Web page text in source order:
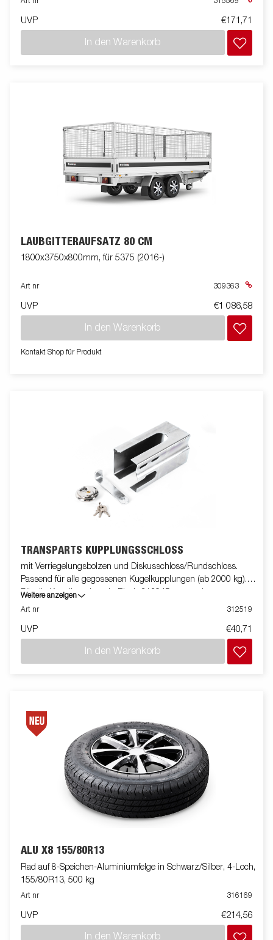
UVP €171,71
In den Warenkorb
LAUBGITTERAUFSATZ 80 CM
1800x3750x800mm, für 5375 (2016-)
Art nr 309363
UVP €1 086,58
In den Warenkorb
Kontakt Shop für Produkt
TRANSPARTS KUPPLUNGSSCHLOSS
mit Verriegelungsbolzen und Diskusschloss/Rundschloss.
Passend für alle gegossenen Kugelkupplungen (ab 2000 kg).
Für die Kugelkupplung in Blech 313945 verwenden.
Weitere anzeigen
Art nr
312519
UVP €40,71
In den Warenkorb
ALU X8 155/80R13
Rad auf 8-Speichen-Aluminiumfelge in Schwarz/Silber, 4-Loch,
155/80R13, 500 kg
Art nr 316169
UVP €214,56
In den Warenkorb